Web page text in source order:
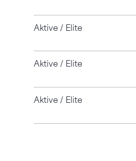
Aktive / Elite
Aktive / Elite
Aktive / Elite